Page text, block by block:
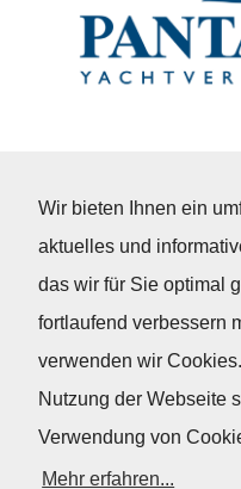
Wir bieten Ihnen ein
aktuelles und
das wir für Sie optimal
fortlaufend verbessern
verwenden wir
Nutzung der Webseite
Verwendung von
Mehr erfahren...